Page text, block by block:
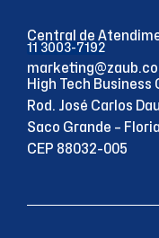
Central de
11 3003-7192
High Tech Business
Rod. José Carlos
Saco Grande –
CEP 88032-005